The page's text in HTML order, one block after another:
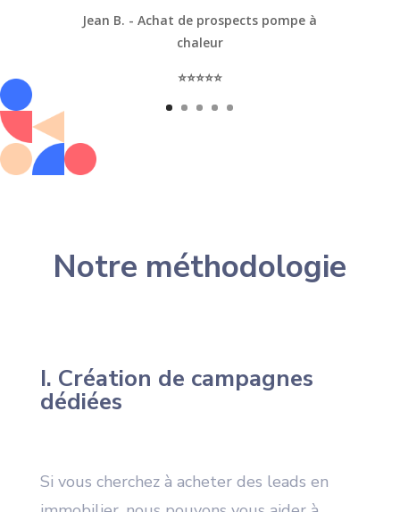
Jean B. - Achat de prospects pompe à
chaleur
⭐️⭐️⭐️⭐️⭐️
Notre méthodologie
I. Création de campagnes
dédiées
Si vous cherchez à acheter des leads en